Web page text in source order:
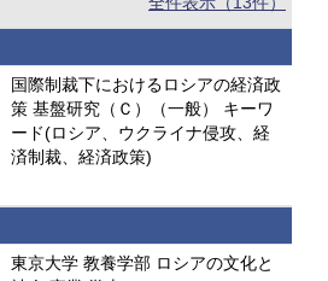
国際制裁下におけるロシアの経済政
策 基盤研究（Ｃ）（一般） キーワ
ード(ロシア、ウクライナ侵攻、経
済制裁、経済政策)
東京大学 教養学部 ロシアの文化と